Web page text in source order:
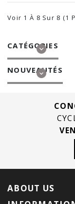
Voir 1 À 8 Sur 8 (1
CATÉGORIES
NOUVEAUTÉS
ABOUT US